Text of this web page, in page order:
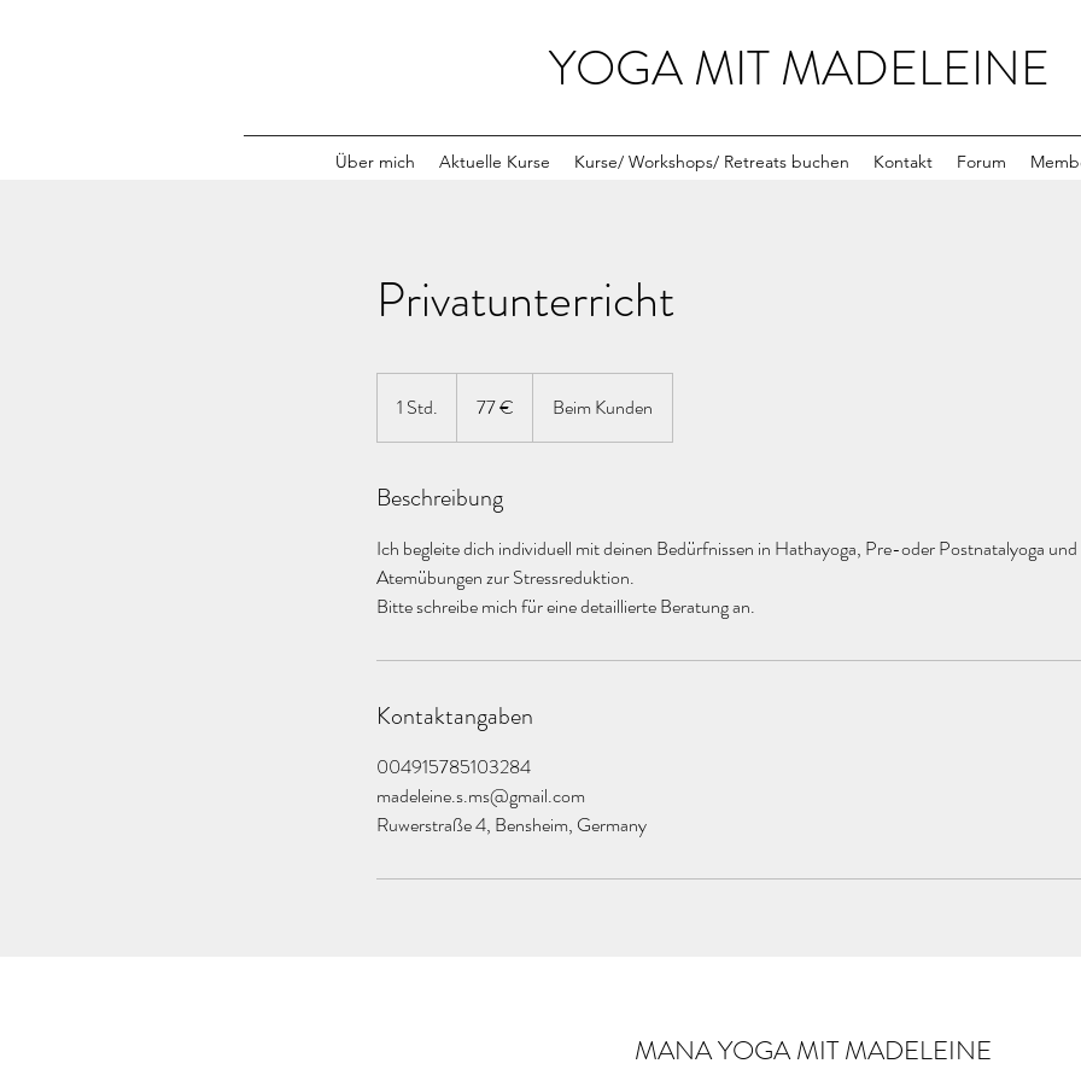
YOGA MIT MADELEINE
Über mich Aktuelle Kurse Kurse/ Workshops/ Retreats buchen Kontakt Forum
Privatunterricht
1 Std.
S
d
77 € Beim Kunden
Beschreibung
Ich begleite dich individuell mit deinen Bedürfnissen in Hathayoga, Pre-oder Postnatalyoga
Atemübungen zur Stressreduktion.
Bitte schreibe mich für eine detaillierte Beratung an.
Kontaktangaben
004915785103284
madeleine.s.ms@gmail.com
Ruwerstraße 4, Bensheim, Germany
MANA YOGA MIT MADELEINE